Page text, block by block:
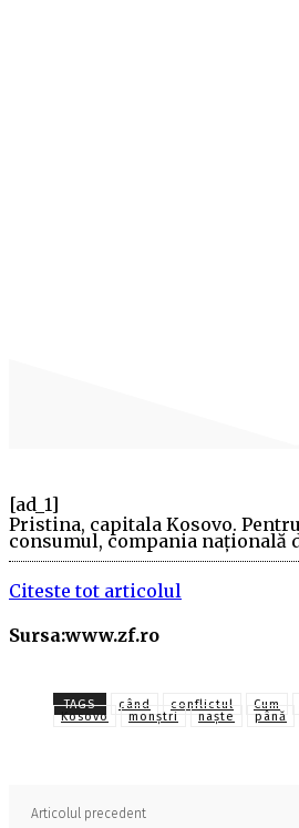
[ad_1]
Pristina, capitala Kosovo.
consumul, compania naţională
Citeste tot articolul
Sursa:www.zf.ro
TAGS când conflictul Cum
Kosovo
monştri naşte până
Articolul precedent